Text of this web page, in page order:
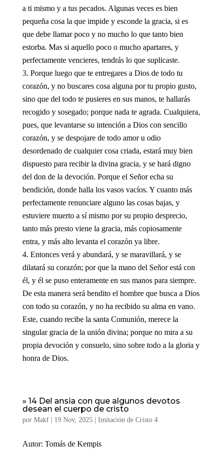
a ti mismo y a tus pecados. Algunas veces es bien
pequeña cosa la que impide y esconde la gracia, si es
que debe llamar poco y no mucho lo que tanto bien
estorba. Mas si aquello poco o mucho apartares, y
perfectamente vencieres, tendrás lo que suplicaste.
Porque luego que te entregares a Dios de todo tu
corazón, y no buscares cosa alguna por tu propio gusto,
sino que del todo te pusieres en sus manos, te hallarás
recogido y sosegado; porque nada te agrada. Cualquiera,
pues, que levantarse su intención a Dios con sencillo
corazón, y se despojare de todo amor u odio
desordenado de cualquier cosa criada, estará muy bien
dispuesto para recibir la divina gracia, y se hará digno
del don de la devoción. Porque el Señor echa su
bendición, donde halla los vasos vacíos. Y cuanto más
perfectamente renunciare alguno las cosas bajas, y
estuviere muerto a sí mismo por su propio desprecio,
tanto más presto viene la gracia, más copiosamente
entra, y más alto levanta el corazón ya libre.
Entonces verá y abundará, y se maravillará, y se
dilatará su corazón; por que la mano del Señor está con
él, y él se puso enteramente en sus manos para siempre.
De esta manera será bendito el hombre que busca a Dios
con todo su corazón, y no ha recibido su alma en vano.
Este, cuando recibe la santa Comunión, merece la
singular gracia de la unión divina; porque no mira a su
propia devoción y consuelo, sino sobre todo a la gloria y
honra de Dios.
» 14 Del ansia con que algunos devotos
desean el cuerpo de cristo
por Makf| 19 Nov, 2025| Imitación de Cristo 4
Autor: Tomás de Kempis